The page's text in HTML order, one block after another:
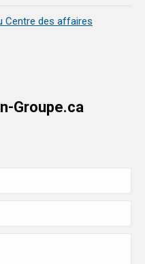
Centre des affaires
Groupe.ca